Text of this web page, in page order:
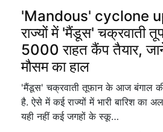
'Mandous' cyclone
राज्यों में 'मैंडूस' चक्रवाती
5000 राहत कैंप तैयार,
मौसम का हाल
'मैंडूस' चक्रवाती तूफान के आज बंगाल
है. ऐसे में कई राज्यों में भारी बारिश का
यही नहीं कई जगहों के स्कू…